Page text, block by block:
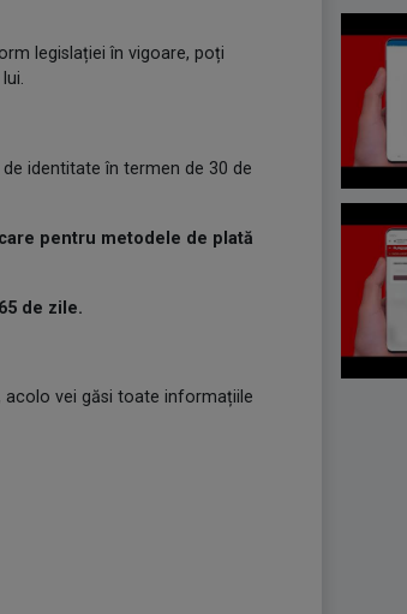
legislației în vigoare, poți
identitate în termen de 30 de
pentru metodele de plată
de zile.
acolo vei găsi toate informațiile